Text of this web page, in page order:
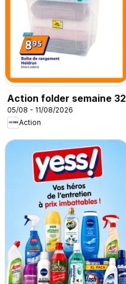
Action folder semaine 32
05/08 - 11/08/2026
Action